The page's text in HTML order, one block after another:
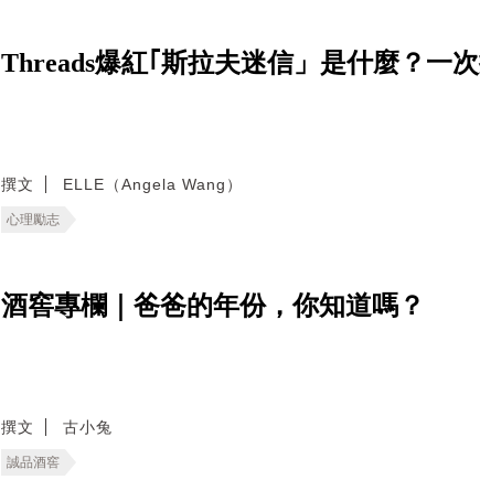
Threads爆紅｢斯拉夫迷信」是什麼？一
撰文 ELLE（Angela Wang）
心理勵志
酒窖專欄｜爸爸的年份，你知道嗎？
撰文 古小兔
誠品酒窖